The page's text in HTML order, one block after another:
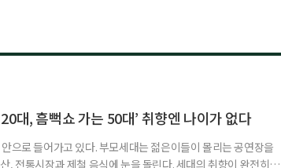
대, 흠뻑쇼 가는 50대’ 취향엔 나이가 없다
으로 들어가고 있다. 부모세대는 젊은이들이 몰리는 공연장을
, 전통시장과 제철 음식에 눈을 돌린다. 세대의 취향이 완전히